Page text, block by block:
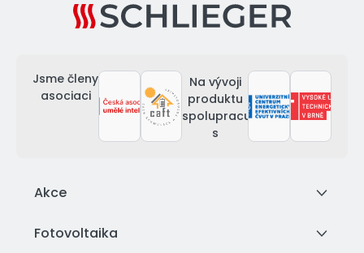
Jsme členy
asociaci
Na vývoji
produktu
spolupracujeme
s
Akce
Fotovoltaika